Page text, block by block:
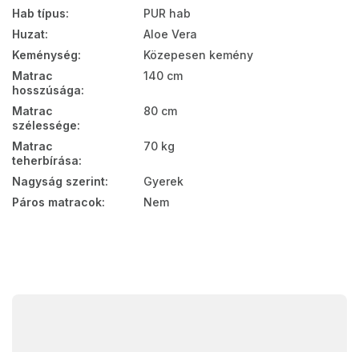
Hab típus:
PUR hab
Huzat:
Aloe Vera
Keménység:
Közepesen kemény
Matrac
hosszúsága:
140 cm
Matrac
szélessége:
80 cm
Matrac
teherbírása:
70 kg
Nagyság szerint:
Gyerek
Páros matracok: Nem